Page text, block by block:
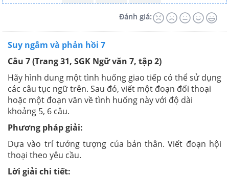
Đánh giá:
Suy ngẫm và phản hồi 7
Câu 7 (Trang 31, SGK Ngữ văn 7, tập 2)
Hãy hình dung một tình huống giao tiếp có thể sử dụng
các câu tục ngữ trên. Sau đó, viết một đoạn đối thoại
hoặc một đoạn văn về tình huống này với độ dài
khoảng 5, 6 câu.
Phương pháp giải:
Dựa vào trí tưởng tượng của bản thân. Viết đoạn hội
thoại theo yêu cầu.
Lời giải chi tiết: